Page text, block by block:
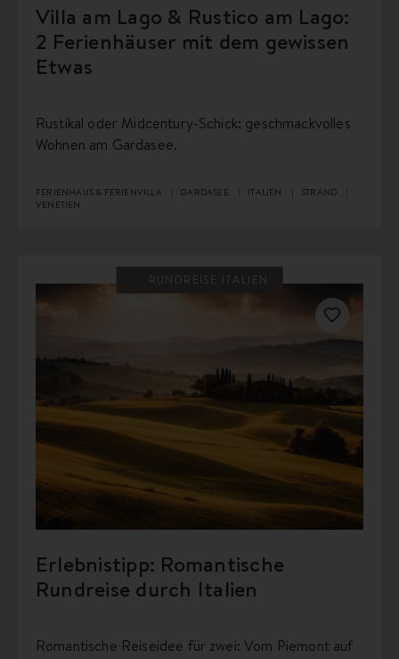
Villa am Lago & Rustico am Lago:
2 Ferienhäuser mit dem gewissen
Etwas
Rustikal oder Midcentury-Schick: geschmackvolles
Wohnen am Gardasee.
FERIENHAUS & FERIENVILLA GARDASEE ITALIEN
STRAND
VENETIEN
RUNDREISE ITALIEN
Erlebnistipp: Romantische
Rundreise durch Italien
Romantische Reiseidee für zwei: Vom Piemont auf